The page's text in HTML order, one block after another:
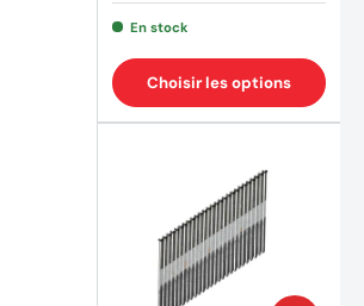
En stock
Choisir les options